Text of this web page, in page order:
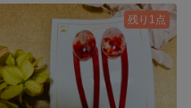
残り1点